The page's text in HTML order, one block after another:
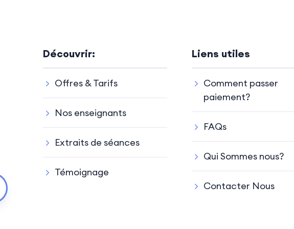
Découvrir:
Offres & Tarifs
Nos enseignants
Extraits de séances
Témoignage
Liens utiles
Comment passer
paiement?
FAQs
Qui Sommes nous?
Contacter Nous